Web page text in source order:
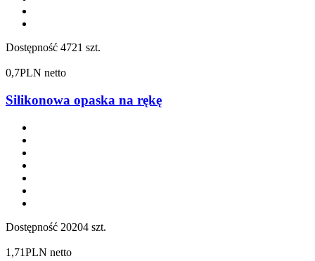
Dostępność 4721 szt.
0,7PLN netto
Silikonowa opaska na rękę
Dostępność 20204 szt.
1,71PLN netto